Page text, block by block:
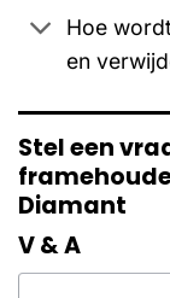
Hoe
en
Stel een
Diamant
V & A